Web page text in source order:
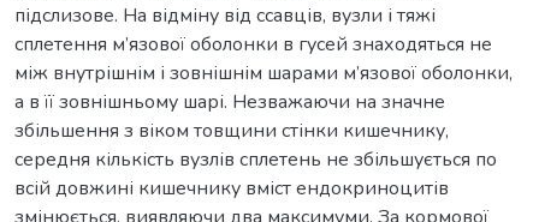
підслизове. На відміну від ссавців, вузли і тяжі
сплетення м’язової оболонки в гусей знаходяться не
між внутрішнім і зовнішнім шарами м’язової оболонки,
а в її зовнішньому шарі. Незважаючи на значне
збільшення з віком товщини стінки кишечнику,
середня кількість вузлів сплетень не збільшується по
всій довжині кишечнику вміст ендокриноцитів